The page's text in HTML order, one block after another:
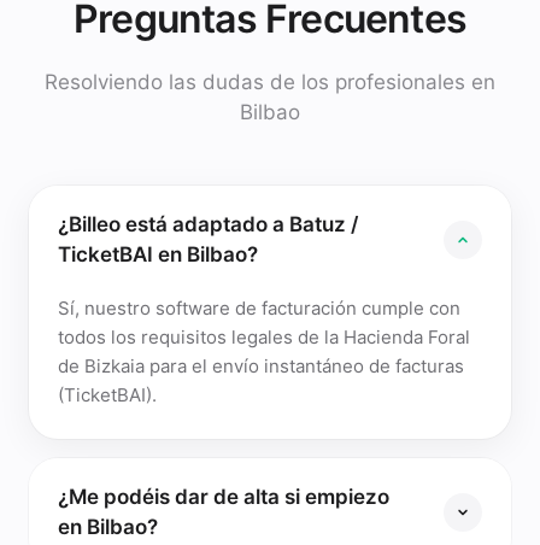
Preguntas Frecuentes
Resolviendo las dudas de los profesionales en
Bilbao
¿Billeo está adaptado a Batuz /
TicketBAI en Bilbao?
Sí, nuestro software de facturación cumple con
todos los requisitos legales de la Hacienda Foral
de Bizkaia para el envío instantáneo de facturas
(TicketBAI).
¿Me podéis dar de alta si empiezo
en Bilbao?